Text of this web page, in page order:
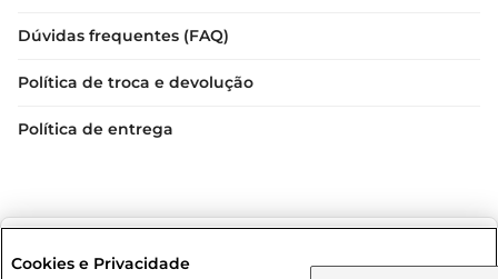
Dúvidas frequentes (FAQ)
Política de troca e devolução
Política de entrega
Cookies e Privacidade